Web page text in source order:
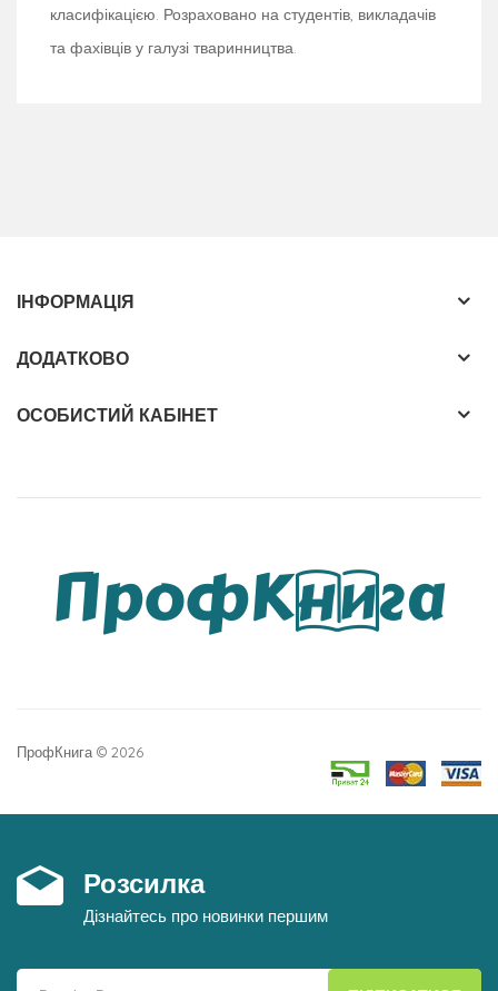
класифікацією. Розраховано на студентів, викладачів
та фахівців у галузі тваринництва.
ІНФОРМАЦІЯ
ДОДАТКОВО
ОСОБИСТИЙ КАБІНЕТ
ПрофКнига © 2026
Розсилка
Дізнайтесь про новинки першим